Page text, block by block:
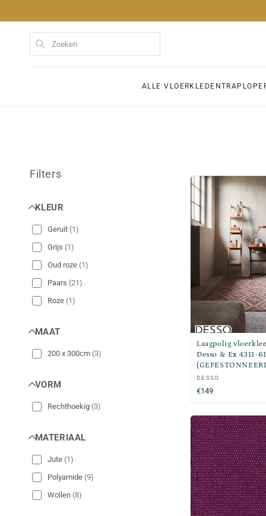
content
ALLE VLOERKLEDEN
Filters
KLEUR
Geruit (1)
Grijs (1)
Oud roze (1)
Paars (21)
Roze (1)
MAAT
200 x 300cm (3)
VORM
Rechthoekig (3)
MATERIAAL
Jute (1)
Polyamide (9)
Wollen (8)
Laagpolig
Desso & Ex 4311-
Verkoper:
DESSO
Normale
prijs
€149